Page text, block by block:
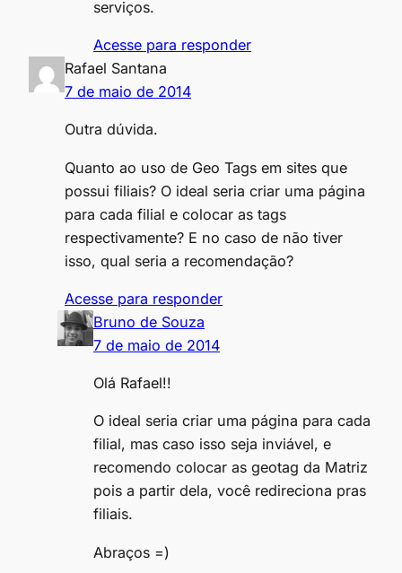
serviços.
Acesse para responder
Rafael Santana
7 de maio de 2014
Outra dúvida.
Quanto ao uso de Geo Tags em sites que
possui filiais? O ideal seria criar uma página
para cada filial e colocar as tags
respectivamente? E no caso de não tiver
isso, qual seria a recomendação?
Acesse para responder
Bruno de Souza
7 de maio de 2014
Olá Rafael!!
O ideal seria criar uma página para cada
filial, mas caso isso seja inviável, e
recomendo colocar as geotag da Matriz
pois a partir dela, você redireciona pras
filiais.
Abraços =)